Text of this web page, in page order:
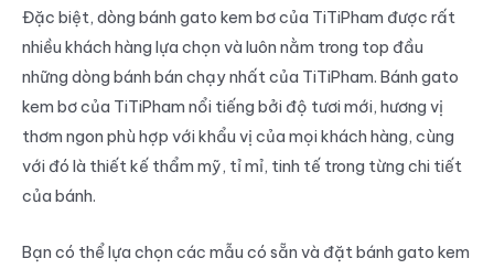
Đặc biệt, dòng bánh gato kem bơ của TiTiPham được rất
nhiều khách hàng lựa chọn và luôn nằm trong top đầu
những dòng bánh bán chạy nhất của TiTiPham. Bánh gato
kem bơ của TiTiPham nổi tiếng bởi độ tươi mới, hương vị
thơm ngon phù hợp với khẩu vị của mọi khách hàng, cùng
với đó là thiết kế thẩm mỹ, tỉ mỉ, tinh tế trong từng chi tiết
của bánh.
Bạn có thể lựa chọn các mẫu có sẵn và đặt bánh gato kem